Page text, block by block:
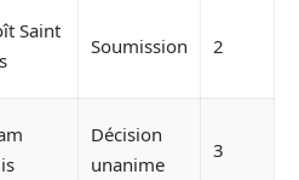
Saint
Soumission 2
Décision
unanime
3